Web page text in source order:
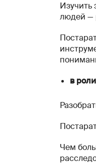
Изучить
людей —
в
Чем